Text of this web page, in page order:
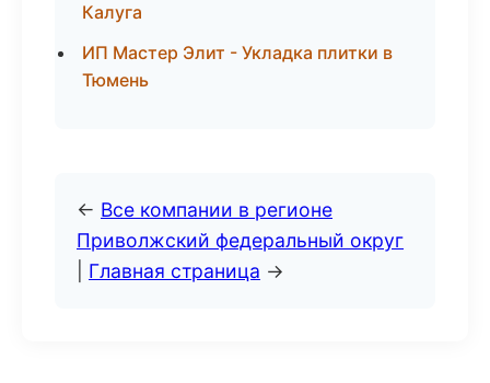
Калуга
ИП Мастер Элит - Укладка плитки в
Тюмень
← Все компании в регионе
Приволжский федеральный округ
Главная страница →